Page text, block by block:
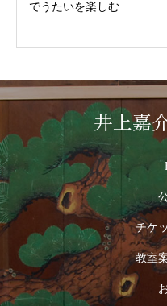
でうたいを楽しむ
井上嘉
チケ
教室